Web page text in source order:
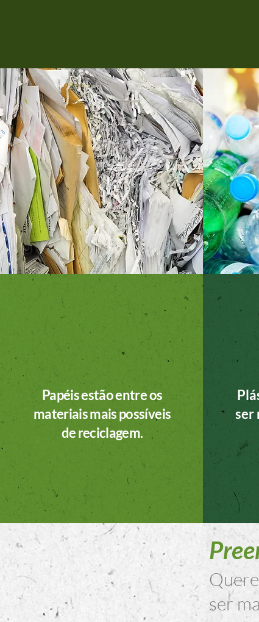
Papéis estão entre os
materiais mais possíveis
de reciclagem.
ser
ser